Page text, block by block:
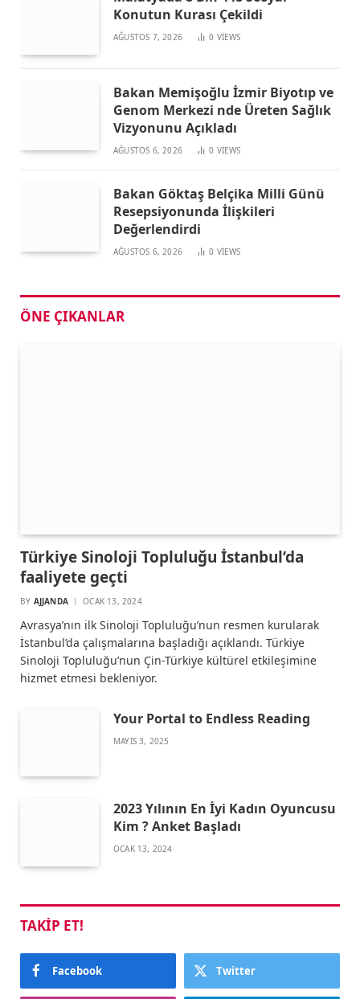
Konutun Kurası Çekildi
AĞUSTOS 7, 2026 0 VIEWS
Bakan Memişoğlu İzmir Biyotıp ve
Genom Merkezi nde Üreten Sağlık
Vizyonunu Açıkladı
AĞUSTOS 6, 2026 0 VIEWS
Bakan Göktaş Belçika Milli Günü
Resepsiyonunda İlişkileri
Değerlendirdi
AĞUSTOS 6, 2026 0 VIEWS
ÖNE ÇIKANLAR
Türkiye Sinoloji Topluluğu İstanbul’da
faaliyete geçti
BY AJJANDA OCAK 13, 2024
Avrasya’nın ilk Sinoloji Topluluğu’nun resmen kurularak
İstanbul’da çalışmalarına başladığı açıklandı. Türkiye
Sinoloji Topluluğu’nun Çin-Türkiye kültürel etkileşimine
hizmet etmesi bekleniyor.
Your Portal to Endless Reading
MAYIS 3, 2025
2023 Yılının En İyi Kadın Oyuncusu
Kim ? Anket Başladı
OCAK 13, 2024
TAKIP ET!
Facebook Twitter